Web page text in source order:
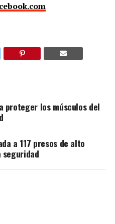
proteger los músculos del
a 117 presos de alto